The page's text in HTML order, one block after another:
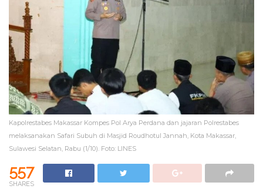
Kapolrestabes Makassar Kompes Pol Arya Perdana dan jajaran Polrestabes
melaksanakan Safari Subuh di Masjid Roudhotul Jannah, Kota Makassar,
Sulawesi Selatan, Rabu (1/10). Foto: LINES
557
SHARES